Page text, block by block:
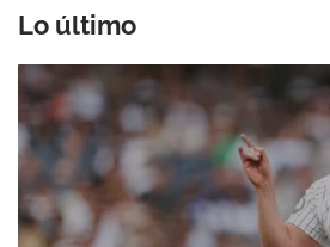
Lo último